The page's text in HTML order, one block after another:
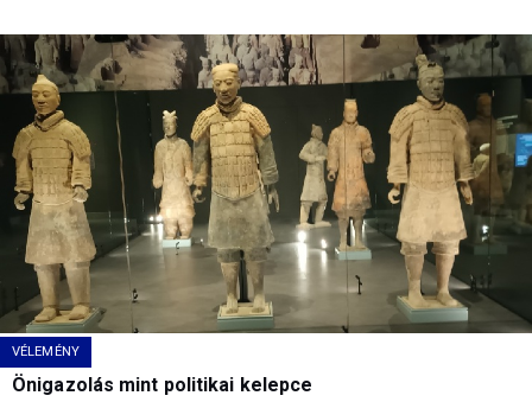
VÉLEMÉNY
Önigazolás mint politikai kelepce